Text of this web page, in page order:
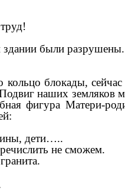
были разрушены.
блокады,
наших земляков
фигура Матери-
дети…..
не сможем.